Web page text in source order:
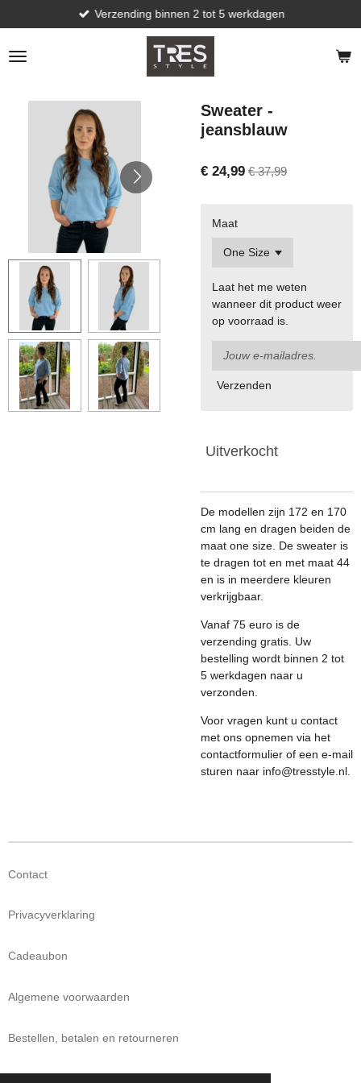
direct
naar
de
Verzending binnen 2 tot 5 werkdagen
Sweater -
jeansblauw
€ 24,99 € 37,99
Maat
Laat het me weten
wanneer dit product weer
op voorraad is.
Verzenden
Uitverkocht
De modellen zijn 172 en 170
cm lang en dragen beiden de
maat one size. De sweater is
te dragen tot en met maat 44
en is in meerdere kleuren
verkrijgbaar.
Vanaf 75 euro is de
verzending gratis. Uw
bestelling wordt binnen 2 tot
5 werkdagen naar u
verzonden.
Voor vragen kunt u contact
met ons opnemen via het
contactformulier of een e-mail
sturen naar info@tresstyle.nl.
Contact
Privacyverklaring
Cadeaubon
Algemene voorwaarden
Bestellen, betalen en retourneren